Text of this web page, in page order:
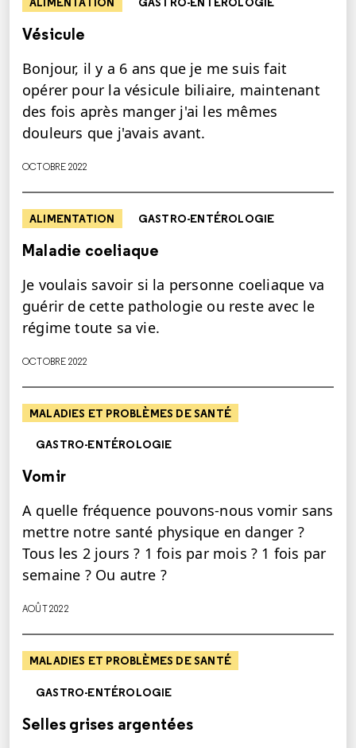
Vésicule
Bonjour, il y a 6 ans que je me suis fait
opérer pour la vésicule biliaire, maintenant
des fois après manger j'ai les mêmes
douleurs que j'avais avant.
OCTOBRE 2022
ALIMENTATION GASTRO-ENTÉROLOGIE
Maladie coeliaque
Je voulais savoir si la personne coeliaque va
guérir de cette pathologie ou reste avec le
régime toute sa vie.
OCTOBRE 2022
MALADIES ET PROBLÈMES DE SANTÉ
GASTRO-ENTÉROLOGIE
Vomir
A quelle fréquence pouvons-nous vomir sans
mettre notre santé physique en danger ?
Tous les 2 jours ? 1 fois par mois ? 1 fois par
semaine ? Ou autre ?
AOÛT 2022
MALADIES ET PROBLÈMES DE SANTÉ
GASTRO-ENTÉROLOGIE
Selles grises argentées